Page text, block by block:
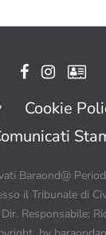
Cookie
Baraond@
il Tribunale di
Responsabile: